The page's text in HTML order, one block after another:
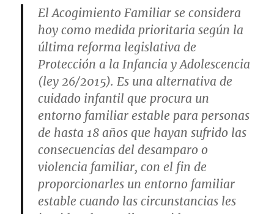
El Acogimiento Familiar se considera
hoy como medida prioritaria según la
última reforma legislativa de
Protección a la Infancia y Adolescencia
(ley 26/2015). Es una alternativa de
cuidado infantil que procura un
entorno familiar estable para personas
de hasta 18 años que hayan sufrido las
consecuencias del desamparo o
violencia familiar, con el fin de
proporcionarles un entorno familiar
estable cuando las circunstancias les